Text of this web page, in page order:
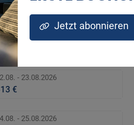
513 €
- 21.08.2026
€
- 23.08.2026
€
- 25.08.2026
Jetzt abonnieren